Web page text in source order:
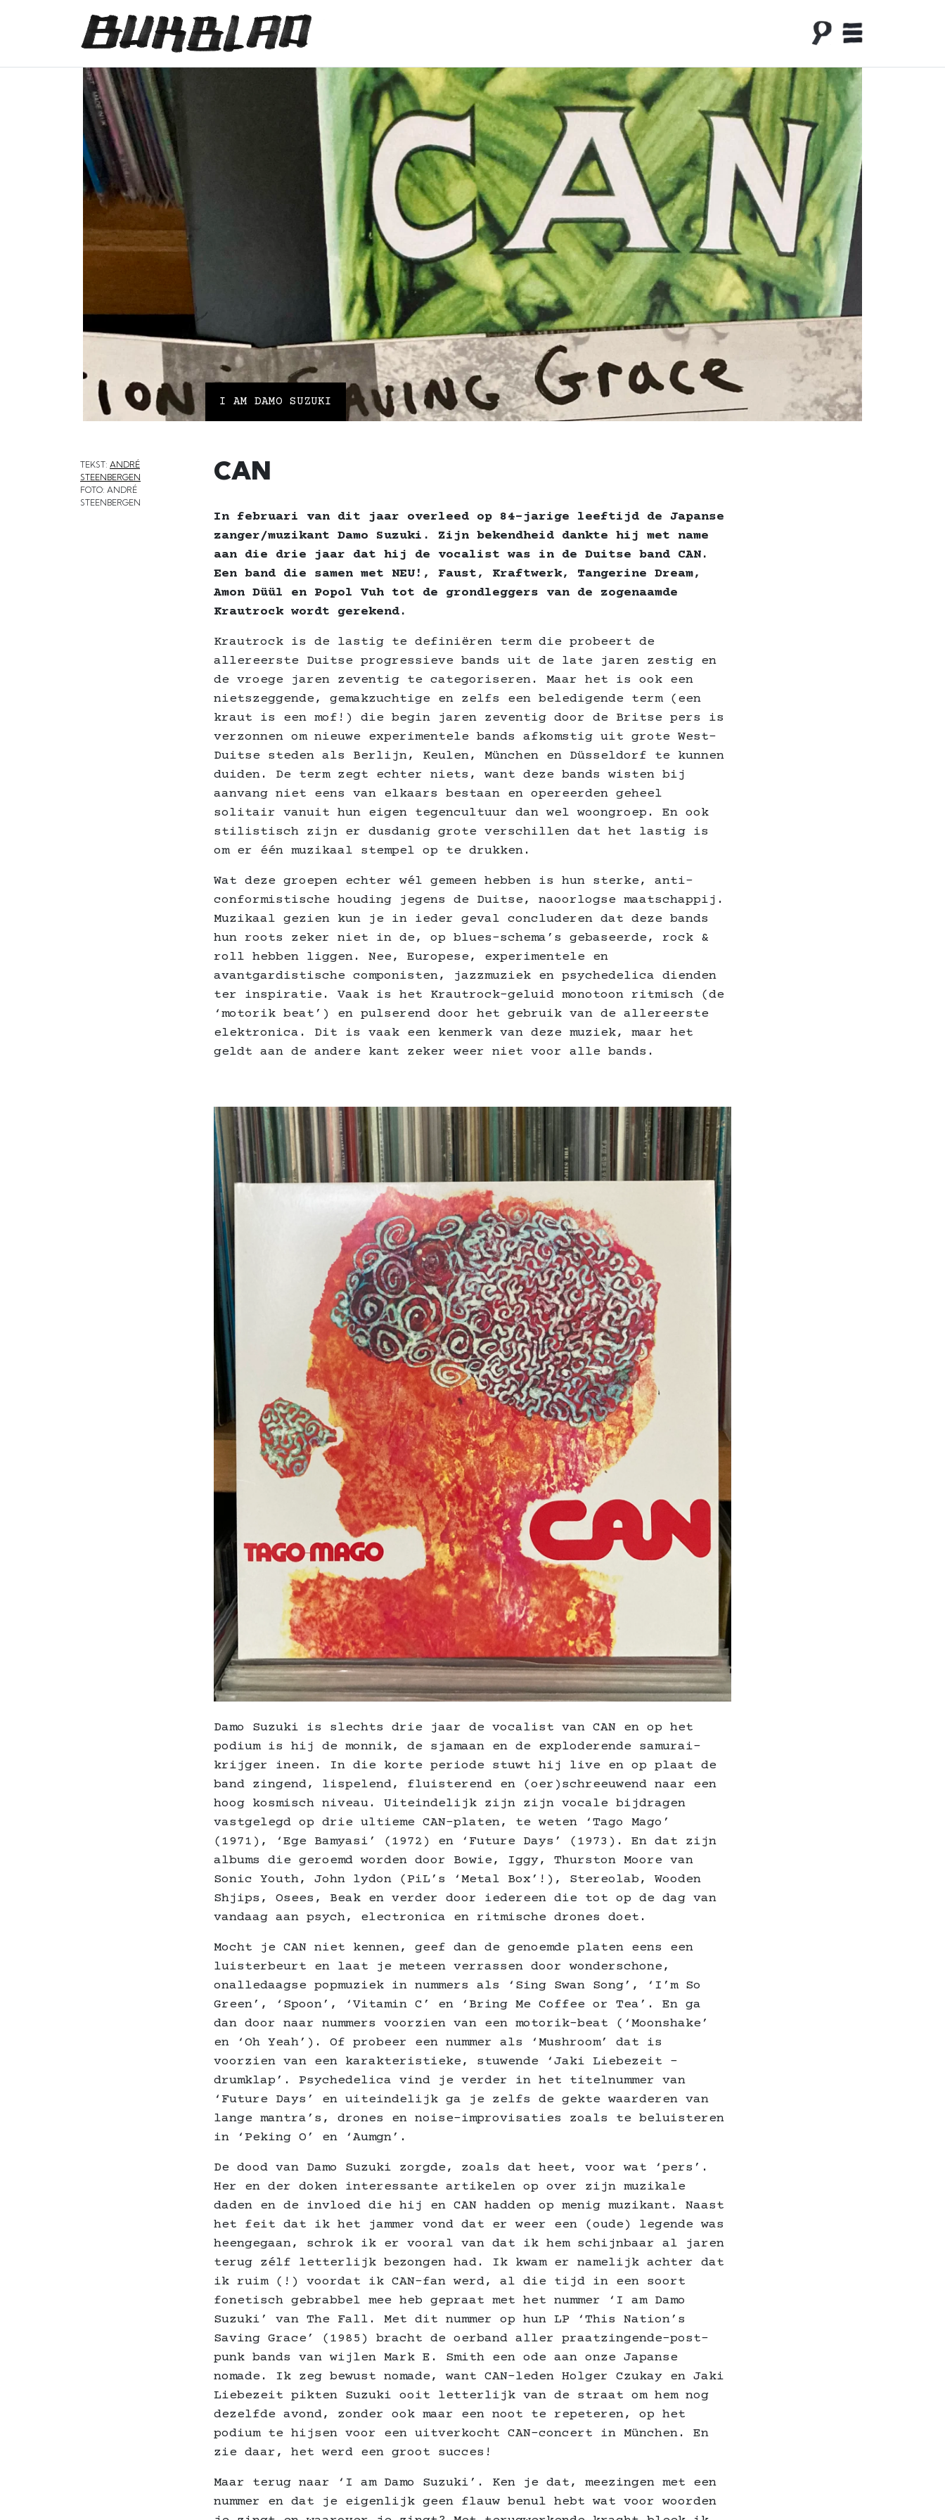
I AM DAMO SUZUKI
TEKST: ANDRÉ
STEENBERGEN
FOTO: ANDRÉ
STEENBERGEN
CAN
In februari van dit jaar overleed op 84-jarige leeftijd de Japanse
zanger/muzikant Damo Suzuki. Zijn bekendheid dankte hij met name
aan die drie jaar dat hij de vocalist was in de Duitse band CAN.
Een band die samen met NEU!, Faust, Kraftwerk, Tangerine Dream,
Amon Düül en Popol Vuh tot de grondleggers van de zogenaamde
Krautrock wordt gerekend.
Krautrock is de lastig te definiëren term die probeert de
allereerste Duitse progressieve bands uit de late jaren zestig en
de vroege jaren zeventig te categoriseren. Maar het is ook een
nietszeggende, gemakzuchtige en zelfs een beledigende term (een
kraut is een mof!) die begin jaren zeventig door de Britse pers is
verzonnen om nieuwe experimentele bands afkomstig uit grote West-
Duitse steden als Berlijn, Keulen, München en Düsseldorf te kunnen
duiden. De term zegt echter niets, want deze bands wisten bij
aanvang niet eens van elkaars bestaan en opereerden geheel
solitair vanuit hun eigen tegencultuur dan wel woongroep. En ook
stilistisch zijn er dusdanig grote verschillen dat het lastig is
om er één muzikaal stempel op te drukken.
Wat deze groepen echter wél gemeen hebben is hun sterke, anti-
conformistische houding jegens de Duitse, naoorlogse maatschappij.
Muzikaal gezien kun je in ieder geval concluderen dat deze bands
hun roots zeker niet in de, op blues-schema’s gebaseerde, rock &
roll hebben liggen. Nee, Europese, experimentele en
avantgardistische componisten, jazzmuziek en psychedelica dienden
ter inspiratie. Vaak is het Krautrock-geluid monotoon ritmisch (de
‘motorik beat’) en pulserend door het gebruik van de allereerste
elektronica. Dit is vaak een kenmerk van deze muziek, maar het
geldt aan de andere kant zeker weer niet voor alle bands.
Damo Suzuki is slechts drie jaar de vocalist van CAN en op het
podium is hij de monnik, de sjamaan en de exploderende samurai-
krijger ineen. In die korte periode stuwt hij live en op plaat de
band zingend, lispelend, fluisterend en (oer)schreeuwend naar een
hoog kosmisch niveau. Uiteindelijk zijn zijn vocale bijdragen
vastgelegd op drie ultieme CAN-platen, te weten ‘Tago Mago’
(1971), ‘Ege Bamyasi’ (1972) en ‘Future Days’ (1973). En dat zijn
albums die geroemd worden door Bowie, Iggy, Thurston Moore van
Sonic Youth, John lydon (PiL’s ‘Metal Box’!), Stereolab, Wooden
Shjips, Osees, Beak en verder door iedereen die tot op de dag van
vandaag aan psych, electronica en ritmische drones doet.
Mocht je CAN niet kennen, geef dan de genoemde platen eens een
luisterbeurt en laat je meteen verrassen door wonderschone,
onalledaagse popmuziek in nummers als ‘Sing Swan Song’, ‘I’m So
Green’, ‘Spoon’, ‘Vitamin C’ en ‘Bring Me Coffee or Tea’. En ga
dan door naar nummers voorzien van een motorik-beat (‘Moonshake’
en ‘Oh Yeah’). Of probeer een nummer als ‘Mushroom’ dat is
voorzien van een karakteristieke, stuwende ‘Jaki Liebezeit –
drumklap’. Psychedelica vind je verder in het titelnummer van
‘Future Days’ en uiteindelijk ga je zelfs de gekte waarderen van
lange mantra’s, drones en noise-improvisaties zoals te beluisteren
in ‘Peking O’ en ‘Aumgn’.
De dood van Damo Suzuki zorgde, zoals dat heet, voor wat ‘pers’.
Her en der doken interessante artikelen op over zijn muzikale
daden en de invloed die hij en CAN hadden op menig muzikant. Naast
het feit dat ik het jammer vond dat er weer een (oude) legende was
heengegaan, schrok ik er vooral van dat ik hem schijnbaar al jaren
terug zélf letterlijk bezongen had. Ik kwam er namelijk achter dat
ik ruim (!) voordat ik CAN-fan werd, al die tijd in een soort
fonetisch gebrabbel mee heb gepraat met het nummer ‘I am Damo
Suzuki’ van The Fall. Met dit nummer op hun LP ‘This Nation’s
Saving Grace’ (1985) bracht de oerband aller praatzingende-post-
punk bands van wijlen Mark E. Smith een ode aan onze Japanse
nomade. Ik zeg bewust nomade, want CAN-leden Holger Czukay en Jaki
Liebezeit pikten Suzuki ooit letterlijk van de straat om hem nog
dezelfde avond, zonder ook maar een noot te repeteren, op het
podium te hijsen voor een uitverkocht CAN-concert in München. En
zie daar, het werd een groot succes!
Maar terug naar ‘I am Damo Suzuki’. Ken je dat, meezingen met een
nummer en dat je eigenlijk geen flauw benul hebt wat voor woorden